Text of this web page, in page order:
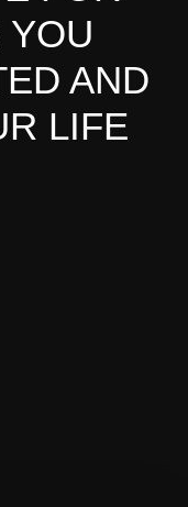
YOU
AND
LIFE